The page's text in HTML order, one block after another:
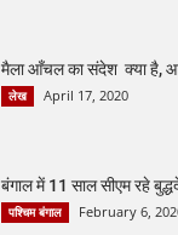
मैला आँचल का संदेश क्या है,
लेख April 17, 2020
बंगाल में 11 साल सीएम रहे
पश्चिम बंगाल February 6,